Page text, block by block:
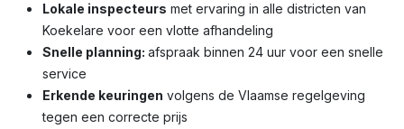
Lokale inspecteurs met ervaring in alle districten van
Koekelare voor een vlotte afhandeling
Snelle planning: afspraak binnen 24 uur voor een snelle
service
Erkende keuringen volgens de Vlaamse regelgeving
tegen een correcte prijs